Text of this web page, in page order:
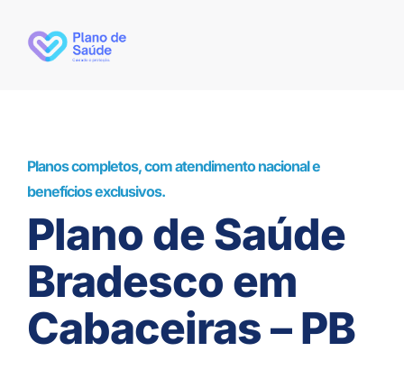
Planos completos, com atendimento nacional e
benefícios exclusivos.
Plano de Saúde
Bradesco em
Cabaceiras – PB